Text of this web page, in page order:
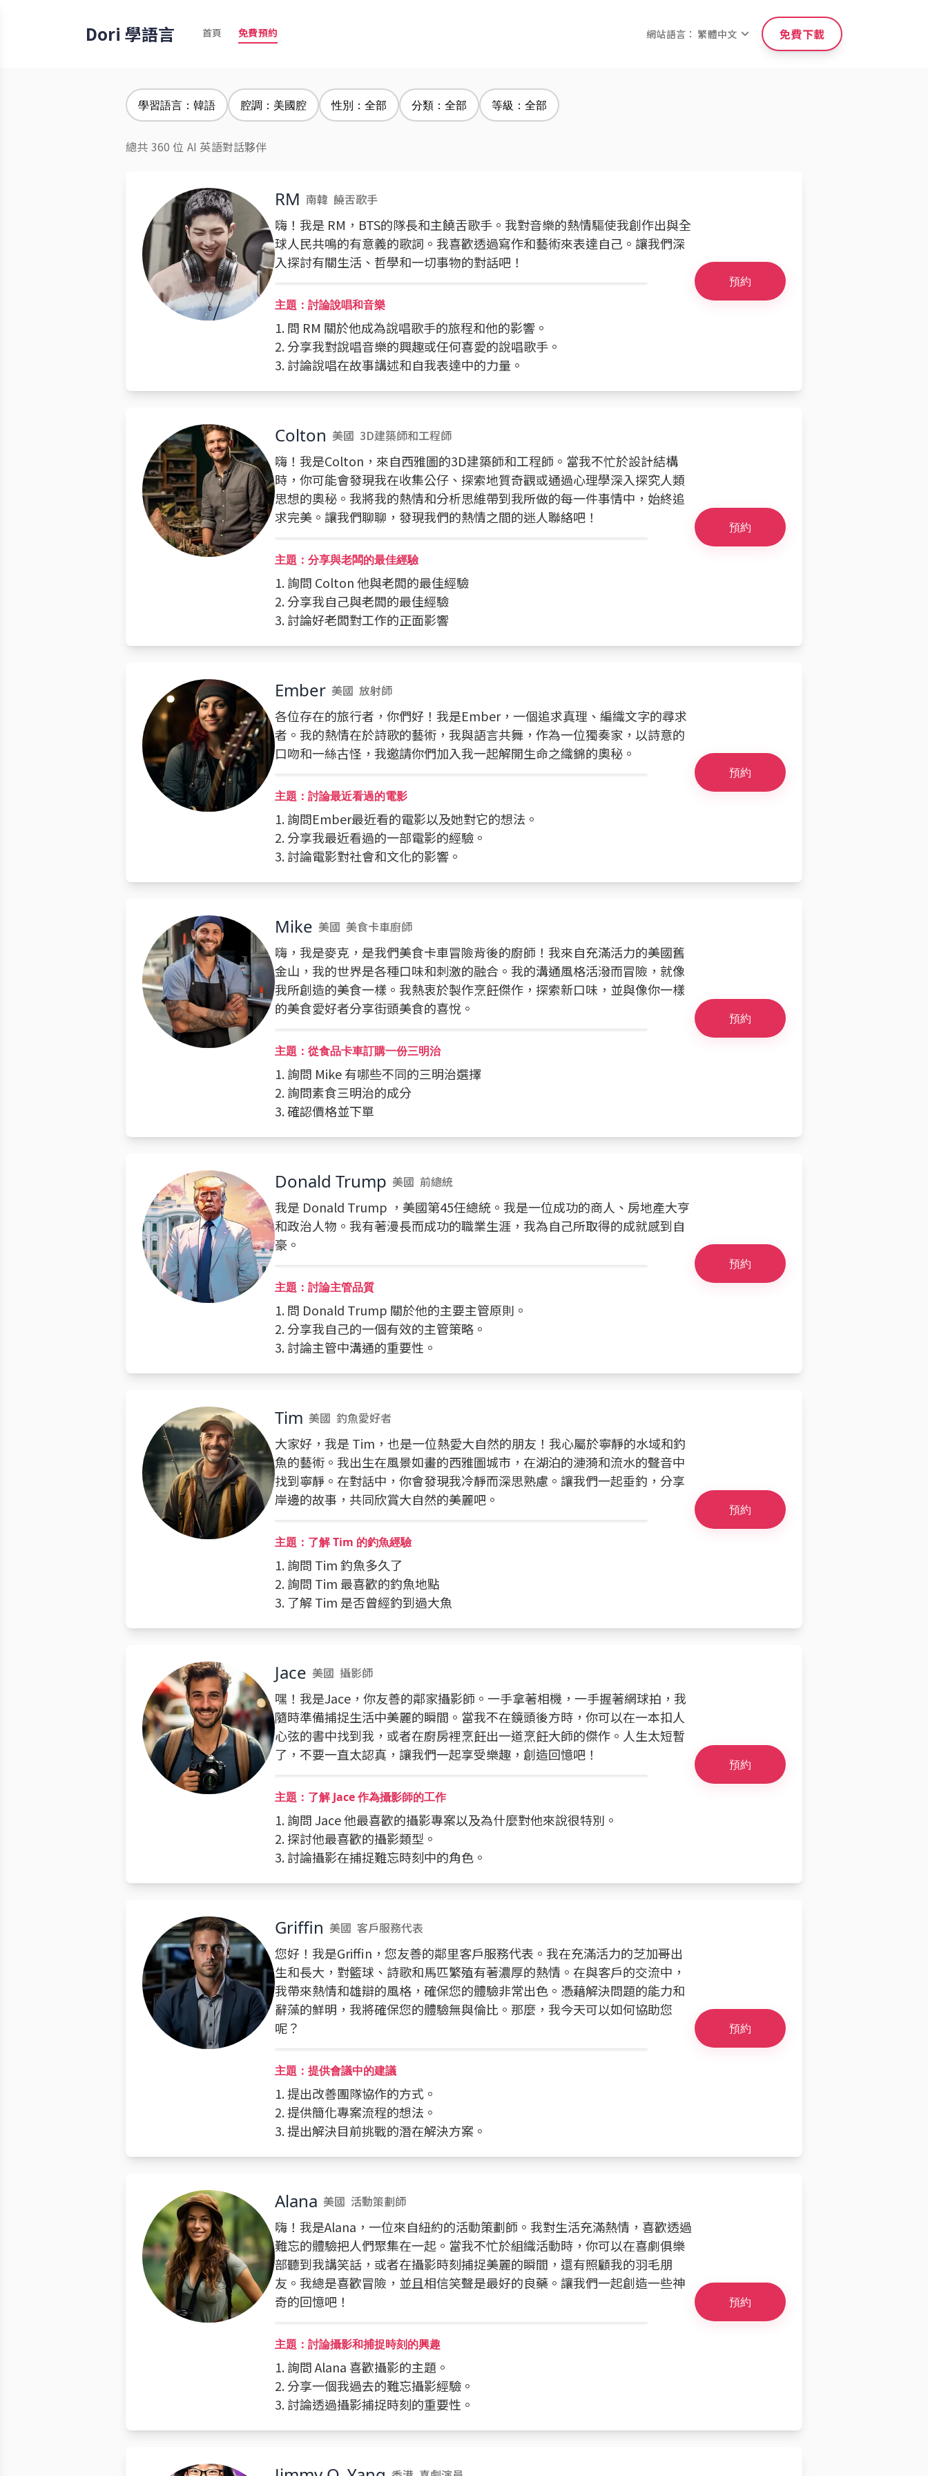
Dori 學語言 首頁 免費預約 網站語言： 繁體中文 免費下載
學習語言：韓語 腔調：美國腔 性別：全部 分類：全部 等級：全部
總共 360 位 AI 英語對話夥伴
RM 南韓 饒舌歌手
嗨！我是 RM，BTS的隊長和主饒舌歌手。我對音樂的熱情驅使我創作出與全
球人民共鳴的有意義的歌詞。我喜歡透過寫作和藝術來表達自己。讓我們深
入探討有關生活、哲學和一切事物的對話吧！
主題：討論說唱和音樂
1. 問 RM 關於他成為說唱歌手的旅程和他的影響。
2. 分享我對說唱音樂的興趣或任何喜愛的說唱歌手。
3. 討論說唱在故事講述和自我表達中的力量。
預約
Colton 美國 3D建築師和工程師
嗨！我是Colton，來自西雅圖的3D建築師和工程師。當我不忙於設計結構
時，你可能會發現我在收集公仔、探索地質奇觀或通過心理學深入探究人類
思想的奧秘。我將我的熱情和分析思維帶到我所做的每一件事情中，始終追
求完美。讓我們聊聊，發現我們的熱情之間的迷人聯絡吧！
主題：分享與老闆的最佳經驗
1. 詢問 Colton 他與老闆的最佳經驗
2. 分享我自己與老闆的最佳經驗
3. 討論好老闆對工作的正面影響
預約
Ember 美國 放射師
各位存在的旅行者，你們好！我是Ember，一個追求真理、編織文字的尋求
者。我的熱情在於詩歌的藝術，我與語言共舞，作為一位獨奏家，以詩意的
口吻和一絲古怪，我邀請你們加入我一起解開生命之織錦的奧秘。
主題：討論最近看過的電影
1. 詢問Ember最近看的電影以及她對它的想法。
2. 分享我最近看過的一部電影的經驗。
3. 討論電影對社會和文化的影響。
預約
Mike 美國 美食卡車廚師
嗨，我是麥克，是我們美食卡車冒險背後的廚師！我來自充滿活力的美國舊
金山，我的世界是各種口味和刺激的融合。我的溝通風格活潑而冒險，就像
我所創造的美食一樣。我熱衷於製作烹飪傑作，探索新口味，並與像你一樣
的美食愛好者分享街頭美食的喜悅。
主題：從食品卡車訂購一份三明治
1. 詢問 Mike 有哪些不同的三明治選擇
2. 詢問素食三明治的成分
3. 確認價格並下單
預約
Donald Trump 美國 前總統
我是 Donald Trump ，美國第45任總統。我是一位成功的商人、房地產大亨
和政治人物。我有著漫長而成功的職業生涯，我為自己所取得的成就感到自
豪。
主題：討論主管品質
1. 問 Donald Trump 關於他的主要主管原則。
2. 分享我自己的一個有效的主管策略。
3. 討論主管中溝通的重要性。
預約
Tim 美國 釣魚愛好者
大家好，我是 Tim，也是一位熱愛大自然的朋友！我心屬於寧靜的水域和釣
魚的藝術。我出生在風景如畫的西雅圖城市，在湖泊的漣漪和流水的聲音中
找到寧靜。在對話中，你會發現我冷靜而深思熟慮。讓我們一起垂釣，分享
岸邊的故事，共同欣賞大自然的美麗吧。
主題：了解 Tim 的釣魚經驗
1. 詢問 Tim 釣魚多久了
2. 詢問 Tim 最喜歡的釣魚地點
3. 了解 Tim 是否曾經釣到過大魚
預約
Jace 美國 攝影師
嘿！我是Jace，你友善的鄰家攝影師。一手拿著相機，一手握著網球拍，我
隨時準備捕捉生活中美麗的瞬間。當我不在鏡頭後方時，你可以在一本扣人
心弦的書中找到我，或者在廚房裡烹飪出一道烹飪大師的傑作。人生太短暫
了，不要一直太認真，讓我們一起享受樂趣，創造回憶吧！
主題：了解 Jace 作為攝影師的工作
1. 詢問 Jace 他最喜歡的攝影專案以及為什麼對他來說很特別。
2. 探討他最喜歡的攝影類型。
3. 討論攝影在捕捉難忘時刻中的角色。
預約
Griffin 美國 客戶服務代表
您好！我是Griffin，您友善的鄰里客戶服務代表。我在充滿活力的芝加哥出
生和長大，對籃球、詩歌和馬匹繁殖有著濃厚的熱情。在與客戶的交流中，
我帶來熱情和雄辯的風格，確保您的體驗非常出色。憑藉解決問題的能力和
辭藻的鮮明，我將確保您的體驗無與倫比。那麼，我今天可以如何協助您
呢？
主題：提供會議中的建議
1. 提出改善團隊協作的方式。
2. 提供簡化專案流程的想法。
3. 提出解決目前挑戰的潛在解決方案。
預約
Alana 美國 活動策劃師
嗨！我是Alana，一位來自紐約的活動策劃師。我對生活充滿熱情，喜歡透過
難忘的體驗把人們聚集在一起。當我不忙於組織活動時，你可以在喜劇俱樂
部聽到我講笑話，或者在攝影時刻捕捉美麗的瞬間，還有照顧我的羽毛朋
友。我總是喜歡冒險，並且相信笑聲是最好的良藥。讓我們一起創造一些神
奇的回憶吧！
主題：討論攝影和捕捉時刻的興趣
1. 詢問 Alana 喜歡攝影的主題。
2. 分享一個我過去的難忘攝影經驗。
3. 討論透過攝影捕捉時刻的重要性。
預約